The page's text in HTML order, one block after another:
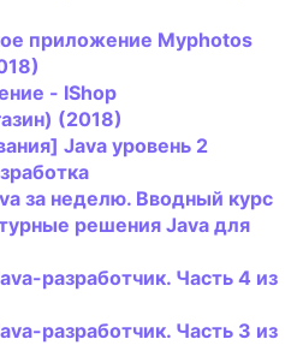
приложение Myphotos
- IShop
(2018)
Java уровень 2
за неделю. Вводный курс
решения Java для
-разработчик. Часть 4 из
-разработчик. Часть 3 из